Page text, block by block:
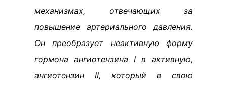
механизмах, отвечающих за
повышение артериального давления.
Он преобразует неактивную форму
гормона ангиотензина I в активную,
ангиотензин II, который в свою